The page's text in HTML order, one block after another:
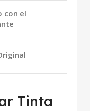
con el
Tinta